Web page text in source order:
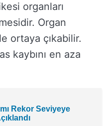
organları
Organ
ortaya çıkabilir.
kaybını en aza
Rekor Seviyeye